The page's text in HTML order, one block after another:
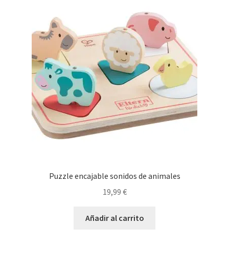
Puzzle encajable sonidos de animales
19,99 €
Añadir al carrito